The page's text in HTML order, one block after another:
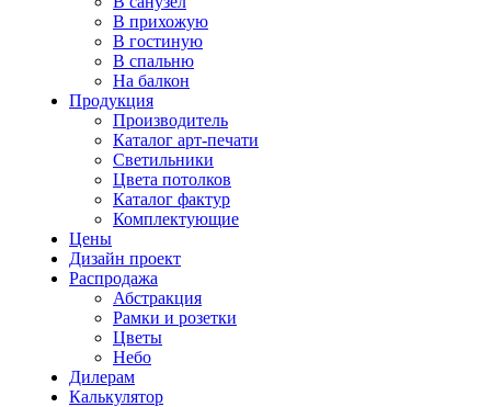
В прихожую
В гостиную
В спальню
На балкон
Продукция
Производитель
Каталог арт-печати
Светильники
Цвета потолков
Каталог фактур
Комплектующие
Цены
Дизайн проект
Распродажа
Абстракция
Рамки и розетки
Цветы
Небо
Дилерам
Калькулятор